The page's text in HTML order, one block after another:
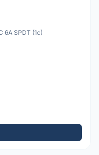
6A SPDT (1c)